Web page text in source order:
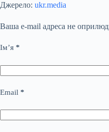
Джерело: ukr.media
Ваша e-mail адреса не
Ім’я *
Email *